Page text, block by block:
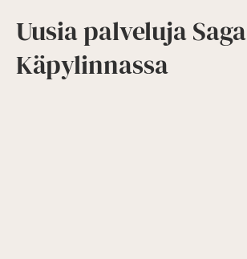
Uusia palveluja Saga
Käpylinnassa